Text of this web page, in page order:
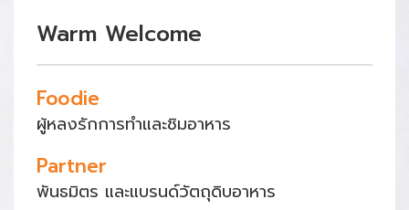
Warm Welcome
Foodie
ผู้หลงรักการทำและชิมอาหาร
Partner
พันธมิตร และแบรนด์วัตถุดิบอาหาร